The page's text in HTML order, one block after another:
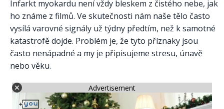
Infarkt myokardu není vždy bleskem z čistého nebe, jak
ho známe z filmů. Ve skutečnosti nám naše tělo často
vysílá varovné signály už týdny předtím, než k samotné
katastrofě dojde. Problém je, že tyto příznaky jsou
často nenápadné a my je připisujeme stresu, únavě
nebo věku.
Advertisement